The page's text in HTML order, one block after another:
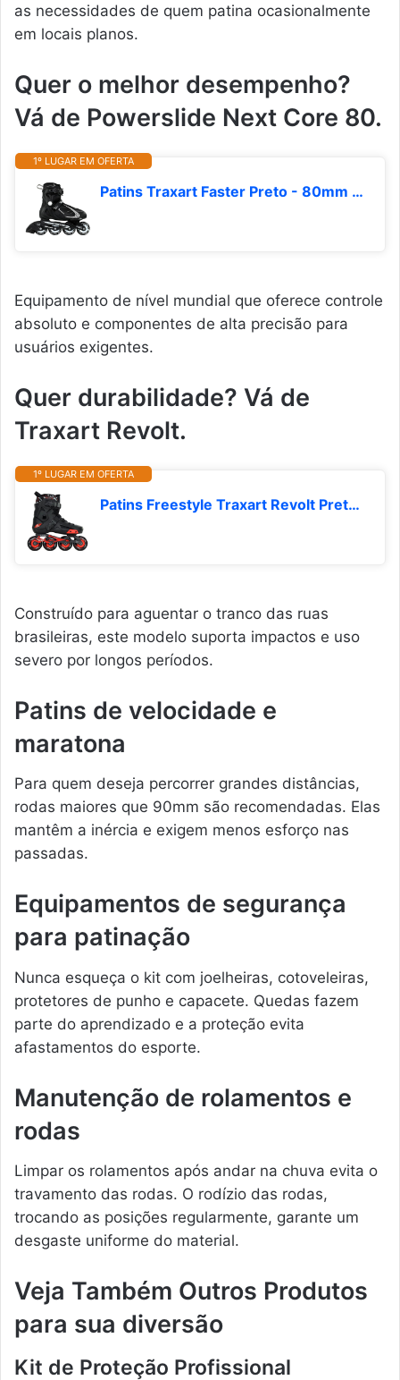
as necessidades de quem patina ocasionalmente
em locais planos.
Quer o melhor desempenho?
Vá de Powerslide Next Core 80.
1º LUGAR EM OFERTA
Patins Traxart Faster Preto - 80mm ABEC-5
Equipamento de nível mundial que oferece controle
absoluto e componentes de alta precisão para
usuários exigentes.
Quer durabilidade? Vá de
Traxart Revolt.
1º LUGAR EM OFERTA
Patins Freestyle Traxart Revolt Preto com Rodas Pretas - 80mm ABEC-9
Construído para aguentar o tranco das ruas
brasileiras, este modelo suporta impactos e uso
severo por longos períodos.
Patins de velocidade e
maratona
Para quem deseja percorrer grandes distâncias,
rodas maiores que 90mm são recomendadas. Elas
mantêm a inércia e exigem menos esforço nas
passadas.
Equipamentos de segurança
para patinação
Nunca esqueça o kit com joelheiras, cotoveleiras,
protetores de punho e capacete. Quedas fazem
parte do aprendizado e a proteção evita
afastamentos do esporte.
Manutenção de rolamentos e
rodas
Limpar os rolamentos após andar na chuva evita o
travamento das rodas. O rodízio das rodas,
trocando as posições regularmente, garante um
desgaste uniforme do material.
Veja Também Outros Produtos
para sua diversão
Kit de Proteção Profissional